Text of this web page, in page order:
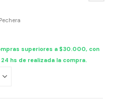
superiores a $30.000, con
hs de realizada la compra.